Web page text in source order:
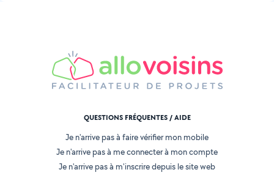
QUESTIONS FRÉQUENTES / AIDE
Je n'arrive pas à faire vérifier mon mobile
Je n'arrive pas à me connecter à mon compte
Je n'arrive pas à m'inscrire depuis le site web